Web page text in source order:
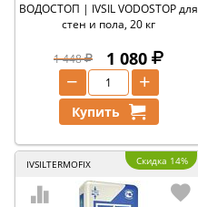
ВОДОСТОП | IVSIL VODOSTOP для
стен и пола, 20 кг
1 448 1 080
+
−
Купить
IVSILTERMOFIX Скидка 14%